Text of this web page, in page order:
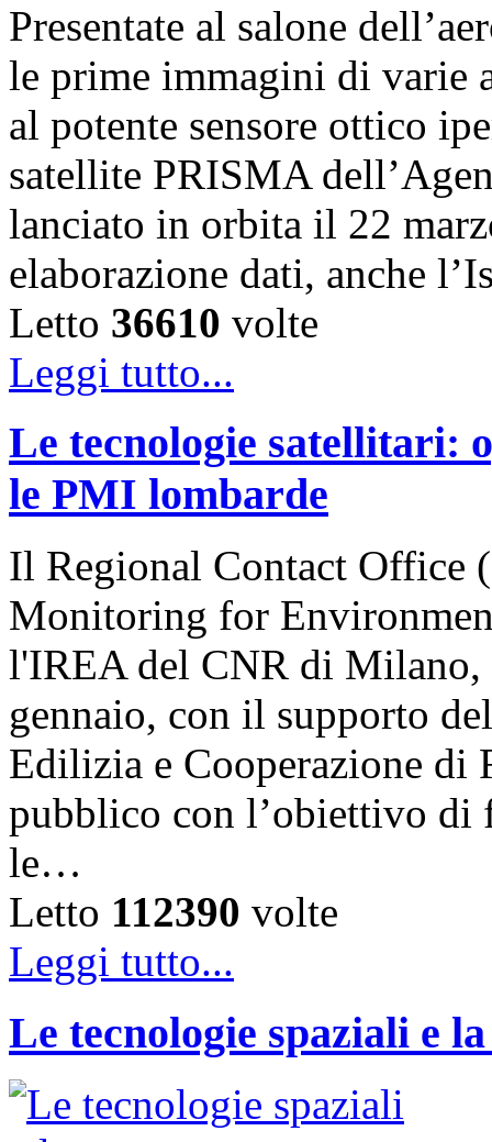
Presentate al salone
le prime immagini di varie
al potente sensore ottico
satellite PRISMA
lanciato in orbita il 22
elaborazione dati, anche
Letto 36610 volte
Leggi tutto...
Le tecnologie satellitari:
le PMI lombarde
Il Regional Contact Office
Monitoring for
l'IREA del CNR di Milano,
gennaio, con il supporto
Edilizia e Cooperazione di
pubblico con l’obiettivo di
le…
Letto 112390 volte
Leggi tutto...
Le tecnologie spaziali e